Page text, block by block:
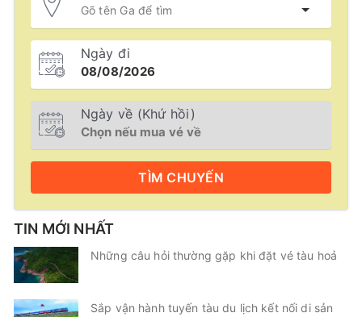
Ngày đi
Ngày về (Khứ hồi)
TÌM CHUYẾN
TIN MỚI NHẤT
Những câu hỏi thường gặp khi đặt vé tàu hoả
Sắp vận hành tuyến tàu du lịch kết nối di sản